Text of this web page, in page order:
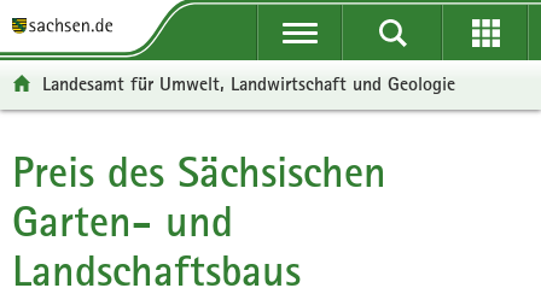
t
ü
b
e
t
n
a
v
p
n
h
a
t
e
I
n
t
-
B
e
Landesamt für Umwelt, Landwirtschaft und Geologie
Hauptinhalt
Preis des Sächsischen
Garten- und
Landschaftsbaus